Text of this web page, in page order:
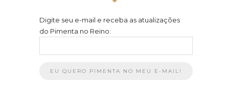
Digite seu e-mail e receba as atualizações
do Pimenta no Reino: